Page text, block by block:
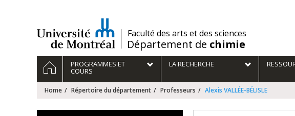
/Faculté des arts et des sciences
Département de chimie
Navigation
principale
HOMEPROGRAMMES ET
COURS
LA RECHERCHE
Home Répertoire du département Professeurs Alexis VALLÉE-BÉLISLE